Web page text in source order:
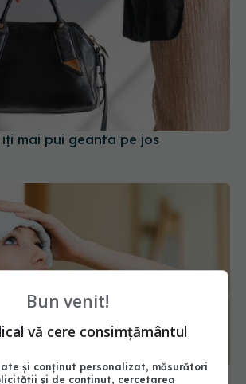
îți mai pui geanta pe jos
să influențeze mintea?
Bun venit!
vă cere consimțământul
și conținut personalizat, măsurători
și de conținut, cercetarea